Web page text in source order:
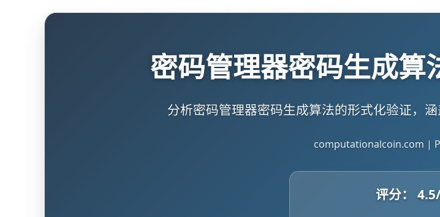
密码管理器密码生成算
分析密码管理器密码生成算法的形式化验证，
computationalcoin.com |
评分： 4.5